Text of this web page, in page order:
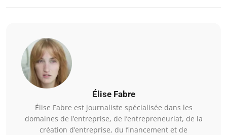
Élise Fabre
Élise Fabre est journaliste spécialisée dans les
domaines de l’entreprise, de l’entrepreneuriat, de la
création d’entreprise, du financement et de